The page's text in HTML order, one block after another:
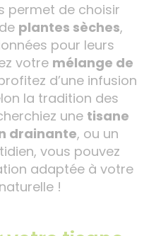
permet de choisir
plantes sèches,
pour leurs
votre mélange de
d’une infusion
la tradition des
une tisane
drainante, ou un
vous pouvez
adaptée à votre
!